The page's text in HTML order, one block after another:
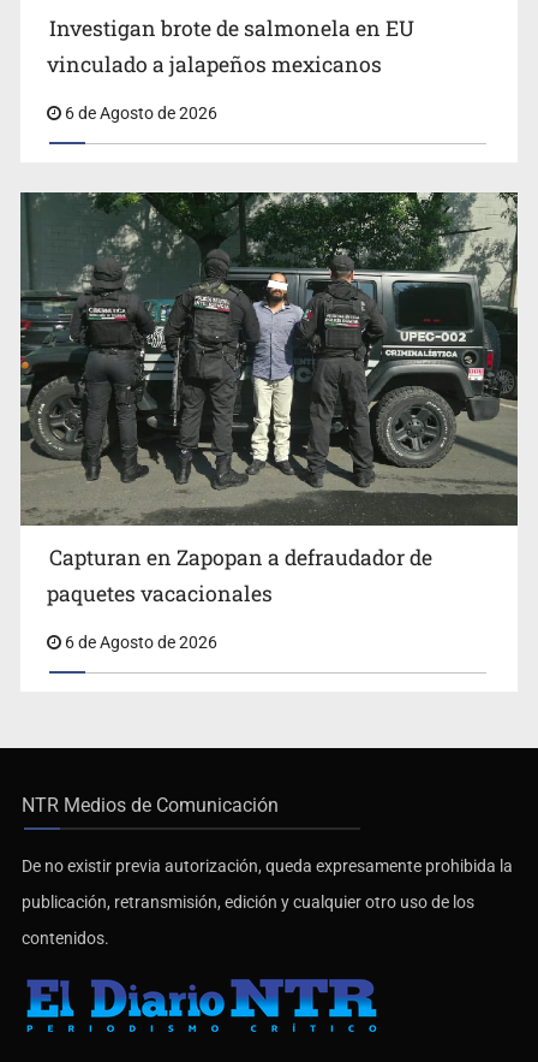
de caso Ayotzinapa
Investigan brote de salmonela en EU
vinculado a jalapeños mexicanos
6 de Agosto de 2026
Capturan en Zapopan a defraudador de
paquetes vacacionales
6 de Agosto de 2026
NTR Medios de Comunicación
De no existir previa autorización, queda expresamente prohibida la
publicación, retransmisión, edición y cualquier otro uso de los
contenidos.